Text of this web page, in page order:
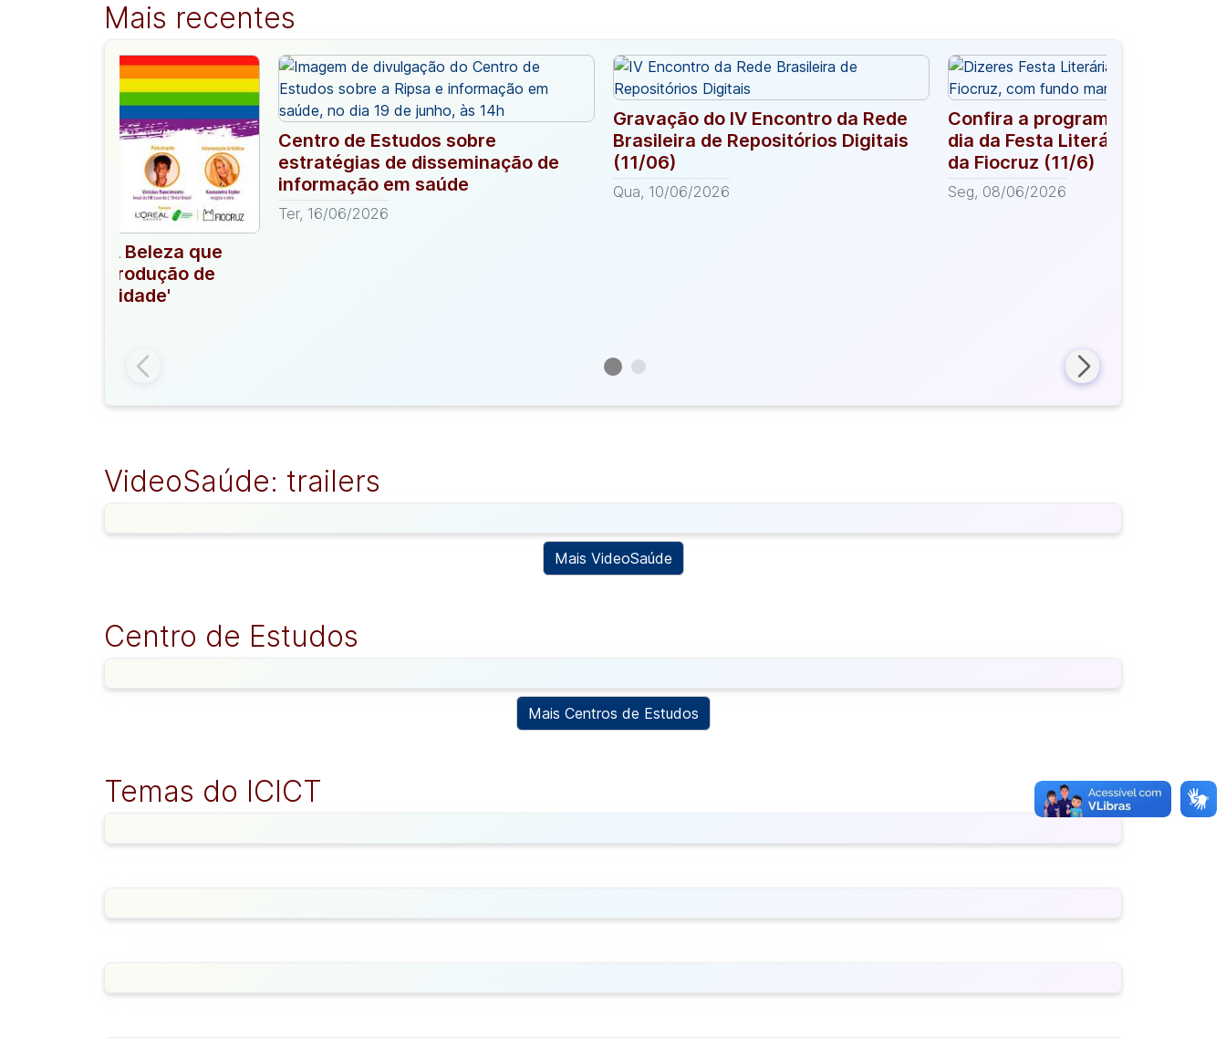
Mais recentes
ao evento 'A Beleza que
Mundo: da Produção de
à Oportunidade'
Centro de Estudos sobre
estratégias de disseminação de
informação em saúde
Ter, 16/06/2026
Gravação do IV Encontro da Rede
Brasileira de Repositórios Digitais
(11/06)
Qua, 10/06/2026
Confira a programação do
dia da Festa Literária
da Fiocruz (11/6)
Seg, 08/06/2026
VideoSaúde: trailers
Mais VideoSaúde
Centro de Estudos
Mais Centros de Estudos
Temas do ICICT